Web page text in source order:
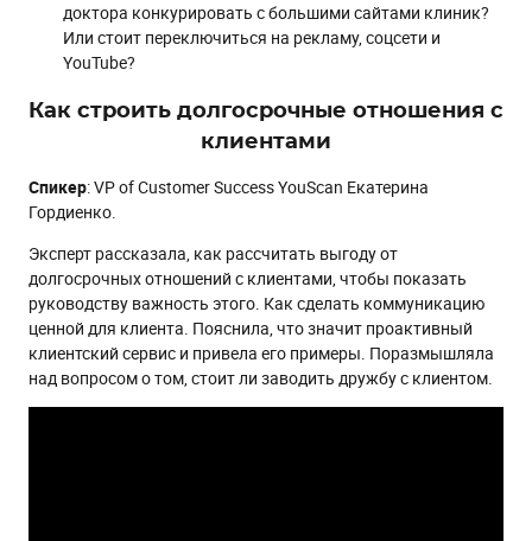
доктора конкурировать с большими сайтами клиник?
Или стоит переключиться на рекламу, соцсети и
YouTube?
Как строить долгосрочные отношения с
клиентами
Спикер: VP of Customer Success YouScan Екатерина
Гордиенко.
Эксперт рассказала, как рассчитать выгоду от
долгосрочных отношений с клиентами, чтобы показать
руководству важность этого. Как сделать коммуникацию
ценной для клиента. Пояснила, что значит проактивный
клиентский сервис и привела его примеры. Поразмышляла
над вопросом о том, стоит ли заводить дружбу с клиентом.